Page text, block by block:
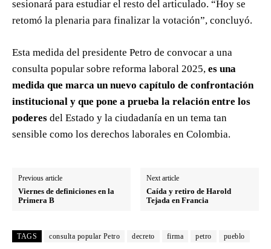
sesionará para estudiar el resto del articulado. “Hoy se
retomó la plenaria para finalizar la votación”, concluyó.
Esta medida del presidente Petro de convocar a una
consulta popular sobre reforma laboral 2025, es una
medida que marca un nuevo capítulo de confrontación
institucional y que pone a prueba la relación entre los
poderes del Estado y la ciudadanía en un tema tan
sensible como los derechos laborales en Colombia.
Previous article
Viernes de definiciones en la
Primera B
Next article
Caída y retiro de Harold
Tejada en Francia
TAGS consulta popular Petro decreto firma petro pueblo